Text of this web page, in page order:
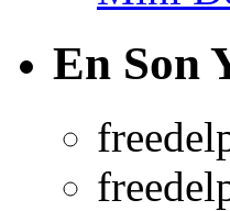
En Son